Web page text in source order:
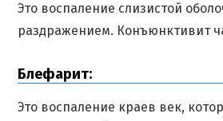
Это воспаление слизистой
раздражением. Конъюнктивит
Блефарит:
Это воспаление краев век,